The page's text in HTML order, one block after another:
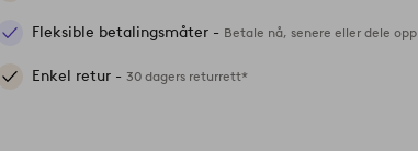
Fleksible betalingsmåter - Betale nå, senere eller dele opp
Enkel retur -30 dagers returrett*